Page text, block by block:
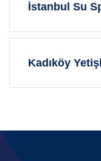
İstanbul Su
Kadıköy